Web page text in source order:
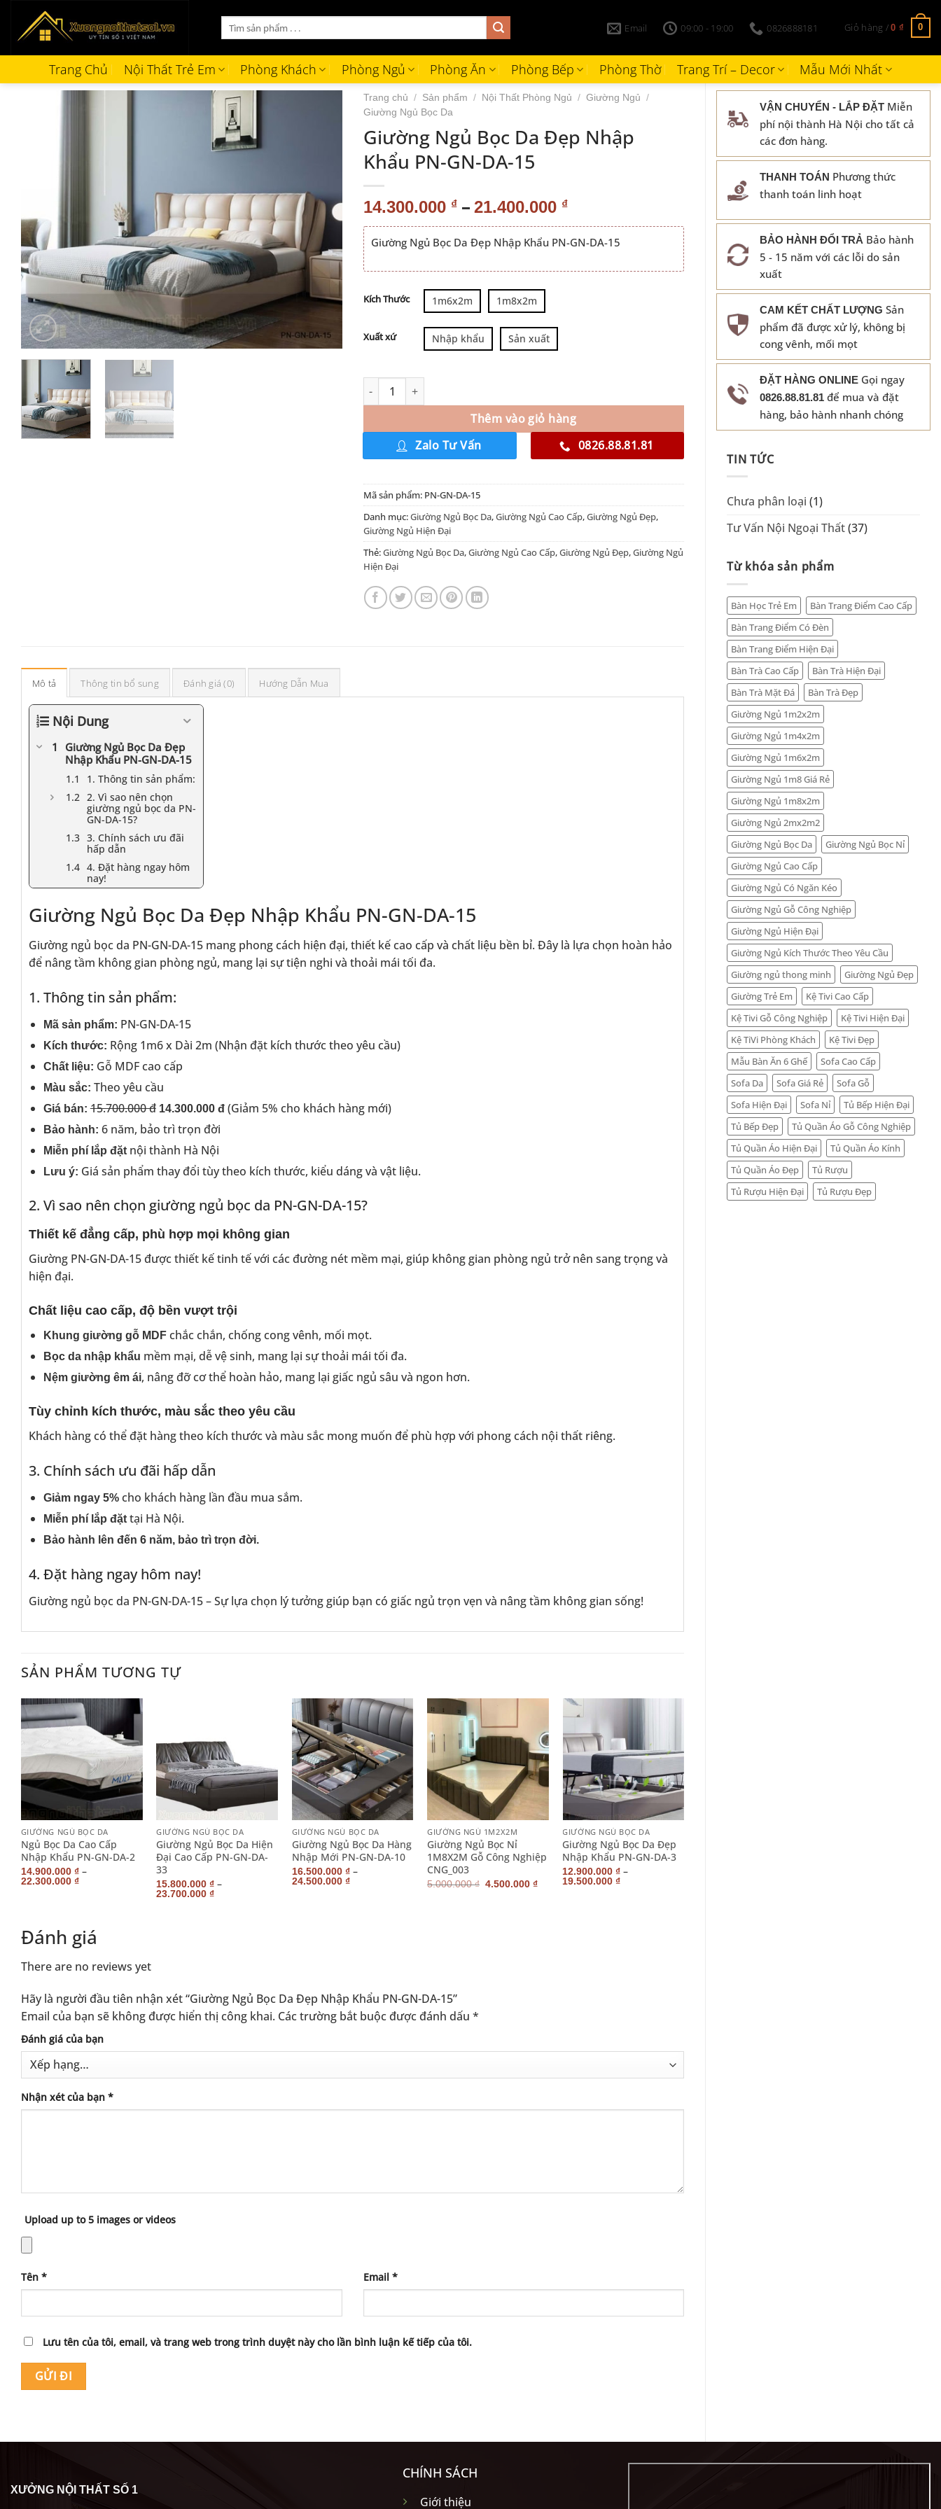
Tìm
kiếm:
Email 09:00 - 19:00 0826888181 Giỏ hàng /0 ₫ 0
Trang Chủ Nội Thất Trẻ Em Phòng Khách Phòng Ngủ Phòng Ăn Phòng Bếp Phòng Thờ Trang Trí – Decor Mẫu Mới Nhất
VẬN CHUYỂN - LẮP ĐẶT Miễn
phí nội thành Hà Nội cho tất cả
các đơn hàng.
THANH TOÁN Phương thức
thanh toán linh hoạt
BẢO HÀNH ĐỔI TRẢ Bảo hành
5 - 15 năm với các lỗi do sản
xuất
CAM KẾT CHẤT LƯỢNG Sản
phẩm đã được xử lý, không bị
cong vênh, mối mọt
ĐẶT HÀNG ONLINE Gọi ngay
0826.88.81.81 để mua và đặt
hàng, bảo hành nhanh chóng
TIN TỨC
Chưa phân loại (1)
Tư Vấn Nội Ngoại Thất(37)
Từ khóa sản phẩm
Bàn Học Trẻ Em
Bàn Trang Điểm Cao Cấp
Bàn Trang Điểm Có Đèn
Bàn Trang Điểm Hiện Đại
Bàn Trà Cao Cấp
Bàn Trà Hiện Đại
Bàn Trà Mặt Đá
Bàn Trà Đẹp
Giường Ngủ 1m2x2m
Giường Ngủ 1m4x2m
Giường Ngủ 1m6x2m
Giường Ngủ 1m8 Giá Rẻ
Giường Ngủ 1m8x2m
Giường Ngủ 2mx2m2
Giường Ngủ Bọc Da
Giường Ngủ Bọc Nỉ
Giường Ngủ Cao Cấp
Giường Ngủ Có Ngăn Kéo
Giường Ngủ Gỗ Công Nghiệp
Giường Ngủ Hiện Đại
Giường Ngủ Kích Thước Theo Yêu Cầu
Giường ngủ thong minh
Giường Ngủ Đẹp
Giường Trẻ Em
Kệ Tivi Cao Cấp
Kệ Tivi Gỗ Công Nghiệp
Kệ Tivi Hiện Đại
Kệ TiVi Phòng Khách
Kệ Tivi Đẹp
Mẫu Bàn Ăn 6 Ghế
Sofa Cao Cấp
Sofa Da
Sofa Giá Rẻ
Sofa Gỗ
Sofa Hiện Đại
Sofa Nỉ
Tủ Bếp Hiện Đại
Tủ Bếp Đẹp
Tủ Quần Áo Gỗ Công Nghiệp
Tủ Quần Áo Hiện Đại
Tủ Quần Áo Kính
Tủ Quần Áo Đẹp
Tủ Rượu
Tủ Rượu Hiện Đại
Tủ Rượu Đẹp
Trang chủ / Sản phẩm / Nội Thất Phòng Ngủ / Giường Ngủ
/
Giường Ngủ Bọc Da
Giường Ngủ Bọc Da Đẹp Nhập
Khẩu PN-GN-DA-15
14.300.000 ₫– 21.400.000 ₫
Giường Ngủ Bọc Da Đẹp Nhập Khẩu PN-GN-DA-15
Kích Thước 1m6x2m 1m8x2m
Xuất xứ Nhập khẩu Sản xuất
Thêm vào giỏ hàng
Zalo Tư Vấn 0826.88.81.81
Mã sản phẩm: PN-GN-DA-15
Danh mục:Giường Ngủ Bọc Da,Giường Ngủ Cao Cấp,Giường Ngủ Đẹp,
Giường Ngủ Hiện Đại
Thẻ:Giường Ngủ Bọc Da,Giường Ngủ Cao Cấp,Giường Ngủ Đẹp,Giường Ngủ
Hiện Đại
Mô tả Thông tin bổ sung Đánh giá (0) Hướng Dẫn Mua
Nội Dung
Giường Ngủ Bọc Da Đẹp
Nhập Khẩu PN-GN-DA-15
1. Thông tin sản phẩm:
2. Vì sao nên chọn
giường ngủ bọc da PN-
GN-DA-15?
3. Chính sách ưu đãi
hấp dẫn
4. Đặt hàng ngay hôm
nay!
Giường Ngủ Bọc Da Đẹp Nhập Khẩu PN-GN-DA-15
Giường ngủ bọc da PN-GN-DA-15 mang phong cách hiện đại, thiết kế cao cấp và chất liệu bền bỉ. Đây là lựa chọn hoàn hảo
để nâng tầm không gian phòng ngủ, mang lại sự tiện nghi và thoải mái tối đa.
1. Thông tin sản phẩm:
Mã sản phẩm: PN-GN-DA-15
Kích thước: Rộng 1m6 x Dài 2m (Nhận đặt kích thước theo yêu cầu)
Chất liệu: Gỗ MDF cao cấp
Màu sắc: Theo yêu cầu
Giá bán: 15.700.000 đ 14.300.000 đ(Giảm 5% cho khách hàng mới)
Bảo hành: 6 năm, bảo trì trọn đời
Miễn phí lắp đặtnội thành Hà Nội
Lưu ý: Giá sản phẩm thay đổi tùy theo kích thước, kiểu dáng và vật liệu.
2. Vì sao nên chọn giường ngủ bọc da PN-GN-DA-15?
Thiết kế đẳng cấp, phù hợp mọi không gian
Giường PN-GN-DA-15 được thiết kế tinh tế với các đường nét mềm mại, giúp không gian phòng ngủ trở nên sang trọng và
hiện đại.
Chất liệu cao cấp, độ bền vượt trội
Khung giường gỗ MDFchắc chắn, chống cong vênh, mối mọt.
Bọc da nhập khẩu mềm mại, dễ vệ sinh, mang lại sự thoải mái tối đa.
Nệm giường êm ái, nâng đỡ cơ thể hoàn hảo, mang lại giấc ngủ sâu và ngon hơn.
Tùy chỉnh kích thước, màu sắc theo yêu cầu
Khách hàng có thể đặt hàng theo kích thước và màu sắc mong muốn để phù hợp với phong cách nội thất riêng.
3. Chính sách ưu đãi hấp dẫn
Giảm ngay 5%cho khách hàng lần đầu mua sắm.
Miễn phí lắp đặttại Hà Nội.
Bảo hành lên đến 6 năm, bảo trì trọn đời.
4. Đặt hàng ngay hôm nay!
Giường ngủ bọc da PN-GN-DA-15 – Sự lựa chọn lý tưởng giúp bạn có giấc ngủ trọn vẹn và nâng tầm không gian sống!
SẢN PHẨM TƯƠNG TỰ
+
GIƯỜNG NGỦ BỌC DA
Ngủ Bọc Da Cao Cấp
Nhập Khẩu PN-GN-DA-2
14.900.000 ₫–
22.300.000 ₫
GIƯỜNG NGỦ BỌC DA
Giường Ngủ Bọc Da Hiện
Đại Cao Cấp PN-GN-DA-
33
15.800.000₫ –
23.700.000₫
+
GIƯỜNG NGỦ BỌC DA
Giường Ngủ Bọc Da Hàng
Nhập Mới PN-GN-DA-10
16.500.000 ₫–
24.500.000 ₫
+
GIƯỜNG NGỦ 1M2X2M
Giường Ngủ Bọc Nỉ
1M8X2M Gỗ Công Nghiệp
CNG_003
5.000.000₫ Giá
4.500.000₫
GIƯỜNG NGỦ BỌC DA
Giường Ngủ Bọc Da Đẹp
Nhập Khẩu PN-GN-DA-3
12.900.000₫ –
19.500.000₫
Đánh giá
There are no reviews yet
Hãy là người đầu tiên nhận xét “Giường Ngủ Bọc Da Đẹp Nhập Khẩu PN-GN-DA-15”
Email của bạn sẽ không được hiển thị công khai. Các trường bắt buộc được đánh dấu *
Đánh giá của bạn
Nhận xét của bạn *
Upload up to 5 images or videos
Tên * Email *
Lưu tên của tôi, email, và trang web trong trình duyệt này cho lần bình luận kế tiếp của tôi.
Alternative:
XƯỞNG NỘI THẤT SỐ 1
CHÍNH SÁCH
Giới thiệu